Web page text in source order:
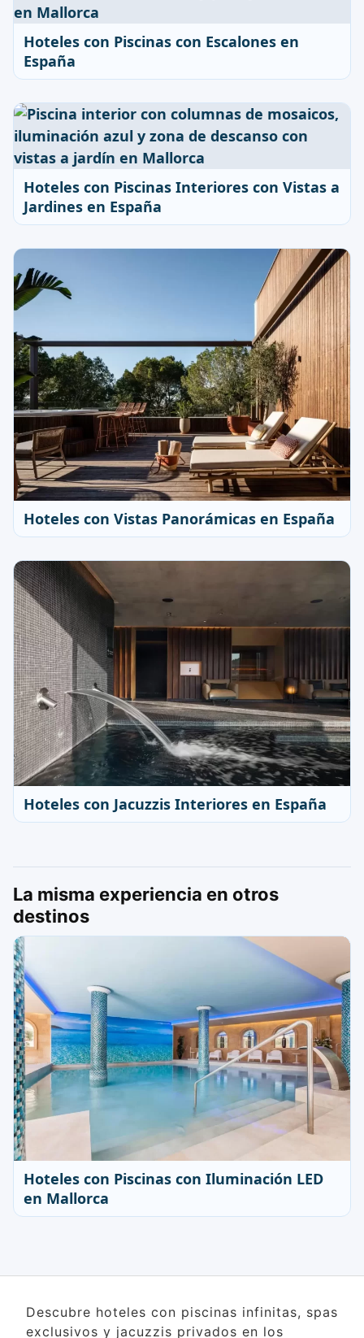
Hoteles con Piscinas con Escalones en
España
Hoteles con Piscinas Interiores con Vistas a
Jardines en España
Hoteles con Vistas Panorámicas en España
Hoteles con Jacuzzis Interiores en España
La misma experiencia en otros
destinos
Hoteles con Piscinas con Iluminación LED
en Mallorca
Descubre hoteles con piscinas infinitas, spas
exclusivos y jacuzzis privados en los